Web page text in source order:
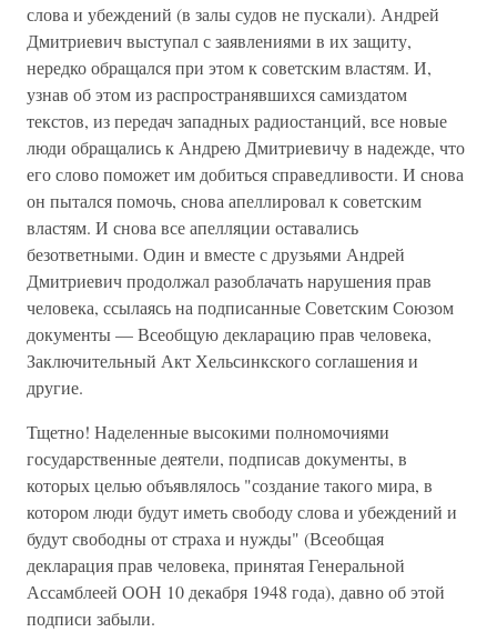
слова и убеждений (в залы судов не пускали). Андрей
Дмитриевич выступал с заявлениями в их защиту,
нередко обращался при этом к советским властям. И,
узнав об этом из распространявшихся самиздатом
текстов, из передач западных радиостанций, все новые
люди обращались к Андрею Дмитриевичу в надежде, что
его слово поможет им добиться справедливости. И снова
он пытался помочь, снова апеллировал к советским
властям. И снова все апелляции оставались
безответными. Один и вместе с друзьями Андрей
Дмитриевич продолжал разоблачать нарушения прав
человека, ссылаясь на подписанные Советским Союзом
документы — Всеобщую декларацию прав человека,
Заключительный Акт Хельсинкского соглашения и
другие.
Тщетно! Наделенные высокими полномочиями
государственные деятели, подписав документы, в
которых целью объявлялось "создание такого мира, в
котором люди будут иметь свободу слова и убеждений и
будут свободны от страха и нужды" (Всеобщая
декларация прав человека, принятая Генеральной
Ассамблеей ООН 10 декабря 1948 года), давно об этой
подписи забыли.